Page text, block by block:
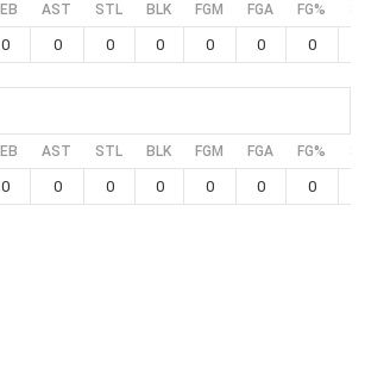
AST STL BLK FGM FGA FG%
0 0 0 0 0 0 0
AST STL BLK FGM FGA FG%
0 0 0 0 0 0 0